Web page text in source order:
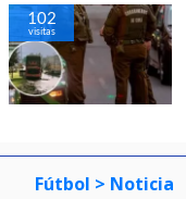
102
visitas
Fútbol > Noticia